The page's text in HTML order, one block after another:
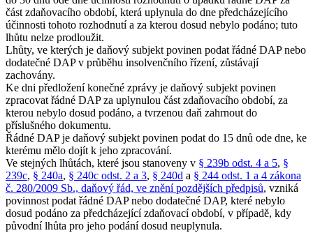
část zdaňovacího období, která uplynula do dne předcházejícího
účinnosti tohoto rozhodnutí a za kterou dosud nebylo podáno; tuto
lhůtu nelze prodloužit.
Lhůty, ve kterých je daňový subjekt povinen podat řádné DAP nebo
dodatečné DAP v průběhu insolvenčního řízení, zůstávají
zachovány.
Ke dni předložení konečné zprávy je daňový subjekt povinen
zpracovat řádné DAP za uplynulou část zdaňovacího období, za
kterou nebylo dosud podáno, a tvrzenou daň zahrnout do
příslušného dokumentu.
Řádné DAP je daňový subjekt povinen podat do 15 dnů ode dne, ke
kterému mělo dojít k jeho zpracování.
Ve stejných lhůtách, které jsou stanoveny v § 239b odst. 4 a 5, §
239c, § 240a, § 240c odst. 2 a 3, § 240d a § 244 odst. 1 a 4 zákona
č. 280/2009 Sb., daňový řád, ve znění pozdějších předpisů, vzniká
povinnost podat řádné DAP nebo dodatečné DAP, které nebylo
dosud podáno za předcházející zdaňovací období, v případě, kdy
původní lhůta pro jeho podání dosud neuplynula.